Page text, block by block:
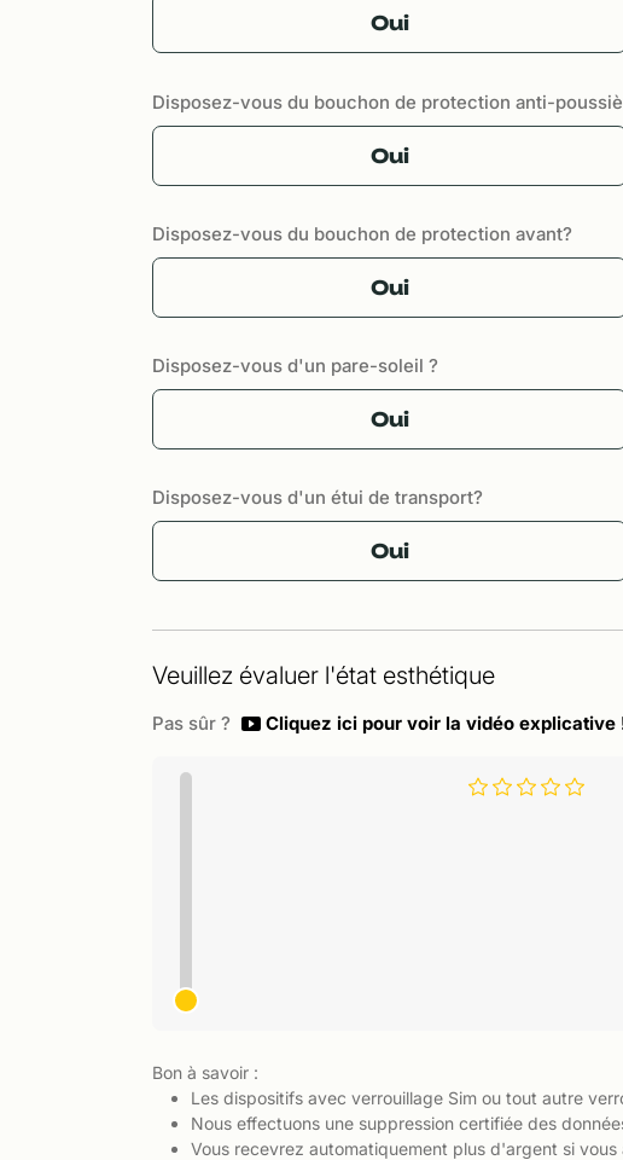
Oui
Disposez-vous du bouchon de protection anti-
Oui
Disposez-vous du bouchon de protection avant?
Oui
Disposez-vous d'un pare-soleil ?
Oui
Disposez-vous d'un étui de transport?
Oui
Veuillez évaluer l'état esthétique
Pas sûr ? Cliquez ici pour voir la vidéo explicative
Bon à savoir :
Les dispositifs avec verrouillage Sim ou tout autre
Nous effectuons une suppression certifiée des
Vous recevrez automatiquement plus d'argent si